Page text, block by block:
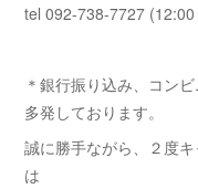
tel 092-738-7727
＊銀行振り込み、コン
多発しております。
誠に勝手ながら、２度
は